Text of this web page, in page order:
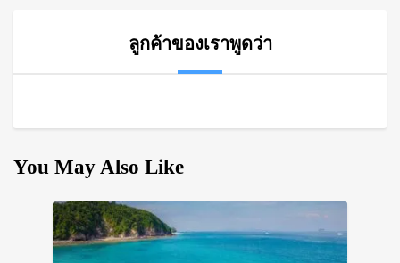
ลูกค้าของเราพูดว่า
You May Also Like